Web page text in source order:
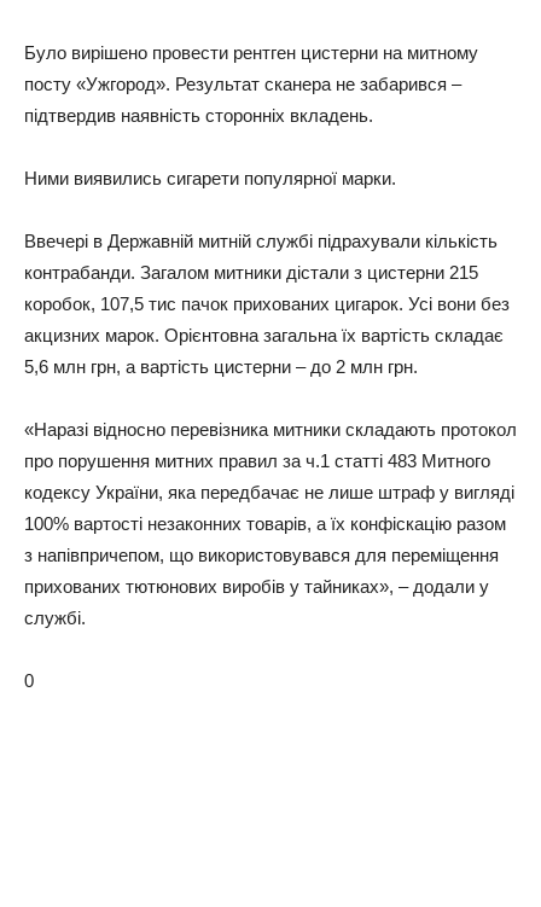
Було вирішено провести рентген цистерни на митному
посту «Ужгород». Результат сканера не забарився –
підтвердив наявність сторонніх вкладень.
Ними виявились сигарети популярної марки.
Ввечері в Державній митній службі підрахували кількість
контрабанди. Загалом митники дістали з цистерни 215
коробок, 107,5 тис пачок прихованих цигарок. Усі вони без
акцизних марок. Орієнтовна загальна їх вартість складає
5,6 млн грн, а вартість цистерни – до 2 млн грн.
«Наразі відносно перевізника митники складають протокол
про порушення митних правил за ч.1 статті 483 Митного
кодексу України, яка передбачає не лише штраф у вигляді
100% вартості незаконних товарів, а їх конфіскацію разом
з напівпричепом, що використовувався для переміщення
прихованих тютюнових виробів у тайниках», – додали у
службі.
0